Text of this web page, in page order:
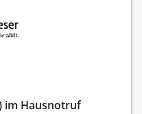
im Hausnotruf